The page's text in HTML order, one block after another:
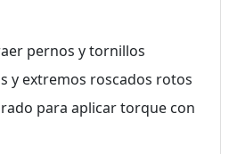
pernos y tornillos
y extremos roscados rotos
para aplicar torque con